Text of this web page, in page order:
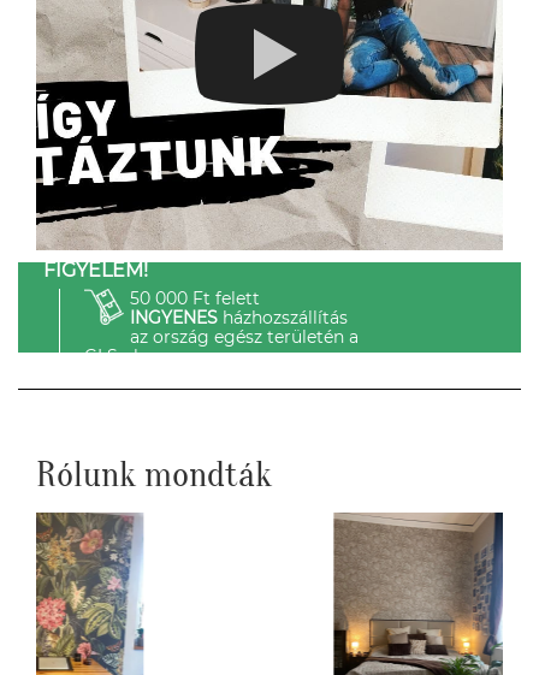
FIGYELEM!
50 000 Ft felett
INGYENESházhozszállítás
az ország egész területén a
GLS-el.
Rólunk mondták